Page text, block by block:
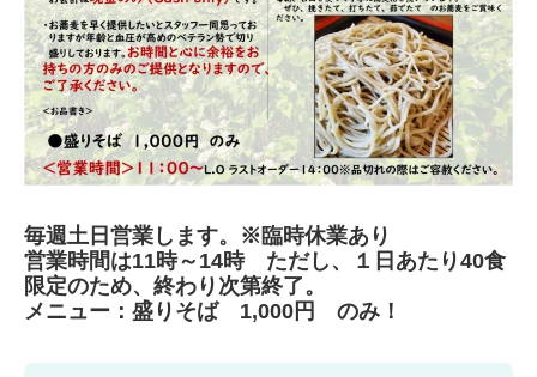
毎週土日営業します。※臨時休業あり
営業時間は11時～14時 ただし、１日あたり40食
限定のため、終わり次第終了。
メニュー：盛りそば 1,000円 のみ！